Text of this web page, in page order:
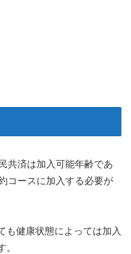
共済は加入可能年齢であ
コースに加入する必要が
も健康状態によっては加入
。